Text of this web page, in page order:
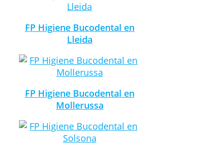
FP Higiene Bucodental en
Lleida
FP Higiene Bucodental en
Mollerussa